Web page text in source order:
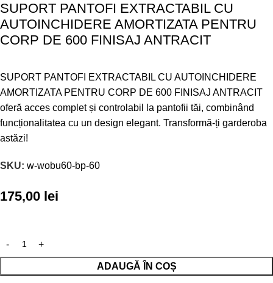
SUPORT PANTOFI EXTRACTABIL CU
AUTOINCHIDERE AMORTIZATA PENTRU
CORP DE 600 FINISAJ ANTRACIT
SUPORT PANTOFI EXTRACTABIL CU AUTOINCHIDERE
AMORTIZATA PENTRU CORP DE 600 FINISAJ ANTRACIT
oferă acces complet și controlabil la pantofii tăi, combinând
funcționalitatea cu un design elegant. Transformă-ți garderoba
astăzi!
SKU: w-wobu60-bp-60
175,00 lei
ADAUGĂ ÎN COȘ